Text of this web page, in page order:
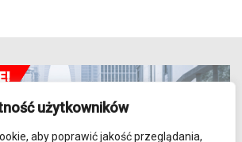
użytkowników
aby poprawić jakość przeglądania,